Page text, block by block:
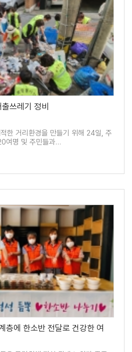
쓰레기 정비
한 거리환경을 만들기 위해 24일, 주
여명 및 주민들과…
층에 한소반 전달로 건강한 여